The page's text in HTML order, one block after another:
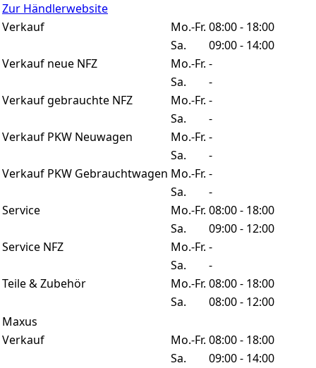
Zur Händlerwebsite
Verkauf
Mo.-Fr. 08:00 - 18:00
Sa.
09:00 - 14:00
Verkauf neue NFZ
Mo.-Fr. -
Sa.
-
Verkauf gebrauchte NFZ
Mo.-Fr. -
Sa.
-
Verkauf PKW Neuwagen
Mo.-Fr. -
Sa.
-
Verkauf PKW Gebrauchtwagen Mo.-Fr. -
Sa.
-
Service
Mo.-Fr. 08:00 - 18:00
Sa.
09:00 - 12:00
Service NFZ
Mo.-Fr. -
Sa.
-
Teile & Zubehör
Mo.-Fr. 08:00 - 18:00
Sa.
08:00 - 12:00
Maxus
Verkauf
Mo.-Fr. 08:00 - 18:00
Sa.
09:00 - 14:00